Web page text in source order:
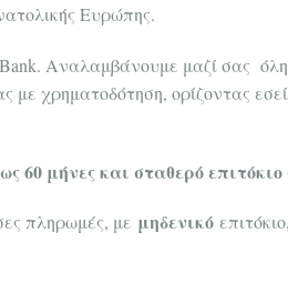
Ευρώπης.
Αναλαμβάνουμε μαζί σας όλη
χρηματοδότηση, ορίζοντας
60 μήνες και σταθερό
πληρωμές, με μηδενικό